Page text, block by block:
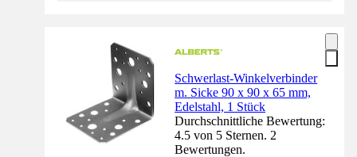
Schwerlast-Winkelverbinder
m. Sicke 90 x 90 x 65 mm,
Edelstahl, 1 Stück
Durchschnittliche Bewertung:
4.5 von 5 Sternen. 2
Bewertungen.